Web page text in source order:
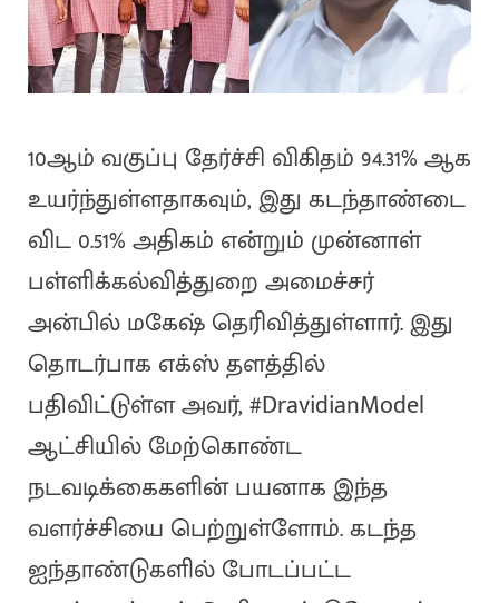
10ஆம் வகுப்பு தேர்ச்சி விகிதம் 94.31% ஆக
உயர்ந்துள்ளதாகவும், இது கடந்தாண்டை
விட 0.51% அதிகம் என்றும் முன்னாள்
பள்ளிக்கல்வித்துறை அமைச்சர்
அன்பில் மகேஷ் தெரிவித்துள்ளார். இது
தொடர்பாக எக்ஸ் தளத்தில்
பதிவிட்டுள்ள அவர், #DravidianModel
ஆட்சியில் மேற்கொண்ட
நடவடிக்கைகளின் பயனாக இந்த
வளர்ச்சியை பெற்றுள்ளோம். கடந்த
ஐந்தாண்டுகளில் போடப்பட்ட